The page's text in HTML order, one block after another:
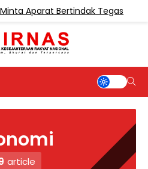
Bertindak Tegas
article